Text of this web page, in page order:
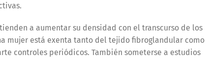
a aumentar su densidad con el transcurso de los
mujer está exenta tanto del tejido fibroglandular como
controles periódicos. También someterse a estudios